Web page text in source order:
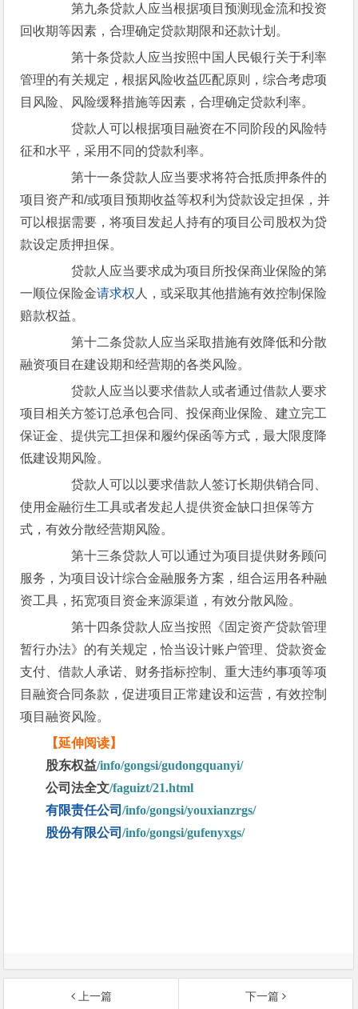
第九条贷款人应当根据项目预测现金流和投资
回收期等因素，合理确定贷款期限和还款计划。
第十条贷款人应当按照中国人民银行关于利率
管理的有关规定，根据风险收益匹配原则，综合考虑项
目风险、风险缓释措施等因素，合理确定贷款利率。
贷款人可以根据项目融资在不同阶段的风险特
征和水平，采用不同的贷款利率。
第十一条贷款人应当要求将符合抵质押条件的
项目资产和/或项目预期收益等权利为贷款设定担保，并
可以根据需要，将项目发起人持有的项目公司股权为贷
款设定质押担保。
贷款人应当要求成为项目所投保商业保险的第
一顺位保险金请求权 人，或采取其他措施有效控制保险
赔款权益。
第十二条贷款人应当采取措施有效降低和分散
融资项目在建设期和经营期的各类风险。
贷款人应当以要求借款人或者通过借款人要求
项目相关方签订总承包合同、投保商业保险、建立完工
保证金、提供完工担保和履约保函等方式，最大限度降
低建设期风险。
贷款人可以以要求借款人签订长期供销合同、
使用金融衍生工具或者发起人提供资金缺口担保等方
式，有效分散经营期风险。
第十三条贷款人可以通过为项目提供财务顾问
服务，为项目设计综合金融服务方案，组合运用各种融
资工具，拓宽项目资金来源渠道，有效分散风险。
第十四条贷款人应当按照《固定资产贷款管理
暂行办法》的有关规定，恰当设计账户管理、贷款资金
支付、借款人承诺、财务指标控制、重大违约事项等项
目融资合同条款，促进项目正常建设和运营，有效控制
项目融资风险。
【延伸阅读】
股东权益/info/gongsi/gudongquanyi/
公司法全文/faguizt/21.html
有限责任公司/info/gongsi/youxianzrgs/
股份有限公司/info/gongsi/gufenyxgs/
上一篇 下一篇